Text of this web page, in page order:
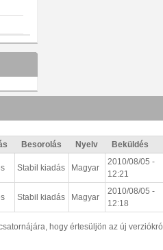
Besorolás Nyelv Beküldés
Stabil kiadás Magyar
2010/08/05 -
12:21
Stabil kiadás Magyar
2010/08/05 -
12:18
hogy értesüljön az új